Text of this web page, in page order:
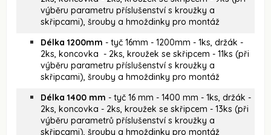
výběru parametru příslušenství s kroužky a
skřipcami), šrouby a hmoždinky pro montáž
Délka 1200mm - tyč 16mm - 1200mm - 1ks, držák -
2ks, koncovka - 2ks, kroužek se skřipcem - 11ks (při
výběru parametru příslušenství s kroužky a
skřipcami), šrouby a hmoždinky pro montáž
Délka 1400 mm - tyč 16 mm - 1400 mm - 1ks, držák -
2ks, koncovka - 2ks, kroužek se skřipcem - 13ks (při
výběru parametrů příslušenství s kroužky a
skřipcami), šrouby a hmoždinky pro montáž